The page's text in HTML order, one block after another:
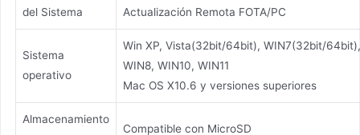
del Sistema
Actualización Remota FOTA/PC
Sistema
operativo
Win XP, Vista(32bit/64bit), WIN7(32bit/64bit),
WIN8, WIN10, WIN11
Mac OS X10.6 y versiones superiores
Almacenamiento
Compatible con MicroSD